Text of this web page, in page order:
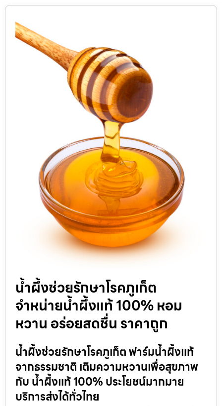
น้ำผึ้งช่วยรักษาโรคภูเก็ต
จำหน่ายน้ำผึ้งแท้ 100% หอม
หวาน อร่อยสดชื่น ราคาถูก
น้ำผึ้งช่วยรักษาโรคภูเก็ต ฟาร์มน้ำผึ้งแท้
จากธรรมชาติ เติมความหวานเพื่อสุขภาพ
กับ น้ำผึ้งแท้ 100% ประโยชน์มากมาย
บริการส่งได้ทั่วไทย